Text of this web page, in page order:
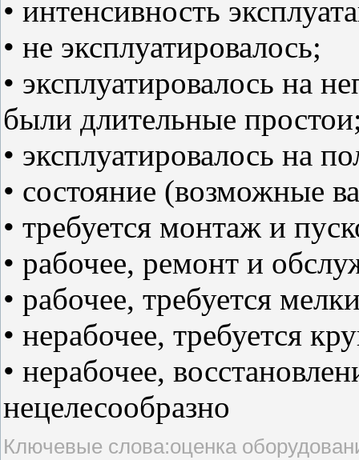
• интенсивность
• не эксплуатировалось;
• эксплуатировалось на
были длительные
• эксплуатировалось на
• состояние (возможные
• требуется монтаж и
• рабочее, ремонт и
• рабочее, требуется
• нерабочее, требуется
• нерабочее,
нецелесообразно
Ключевые слова:оценка